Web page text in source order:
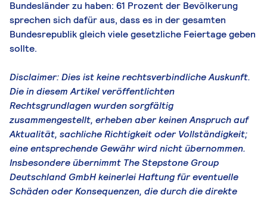
Bundesländer zu haben: 61 Prozent der Bevölkerung
sprechen sich dafür aus, dass es in der gesamten
Bundesrepublik gleich viele gesetzliche Feiertage geben
sollte.
Disclaimer: Dies ist keine rechtsverbindliche Auskunft.
Die in diesem Artikel veröffentlichten
Rechtsgrundlagen wurden sorgfältig
zusammengestellt, erheben aber keinen Anspruch auf
Aktualität, sachliche Richtigkeit oder Vollständigkeit;
eine entsprechende Gewähr wird nicht übernommen.
Insbesondere übernimmt The Stepstone Group
Deutschland GmbH keinerlei Haftung für eventuelle
Schäden oder Konsequenzen, die durch die direkte